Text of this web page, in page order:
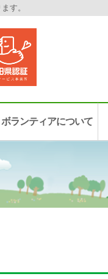
す。
ボランティアについて